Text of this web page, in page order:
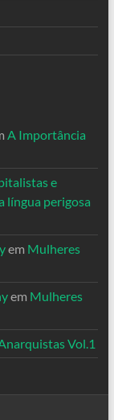
A Importância
e
língua perigosa
em Mulheres
em Mulheres
Vol.1